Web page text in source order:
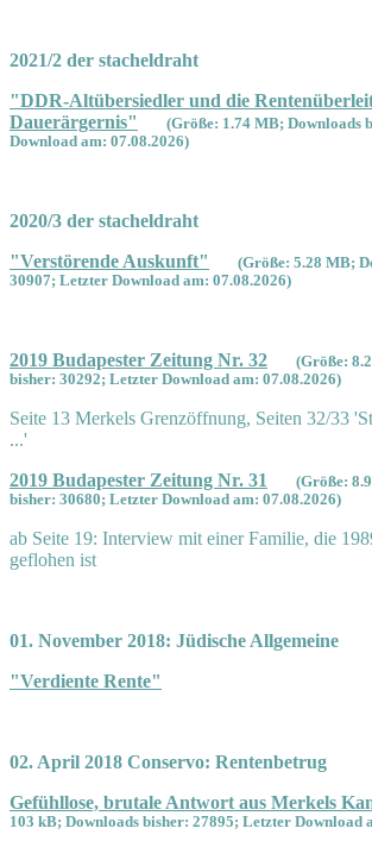
2021/2 der stacheldraht
"DDR-Altübersiedler und die
Dauerärgernis"
(Größe: 1.74 MB; Downloads
Download am: 07.08.2026)
2020/3 der stacheldraht
"Verstörende Auskunft"
(Größe: 5.28 MB;
30907; Letzter Download am: 07.08.2026)
2019 Budapester Zeitung Nr. 32
(Größe:
bisher: 30292; Letzter Download am: 07.08.2026)
Seite 13 Merkels Grenzöffnung, Seiten 32/33
...'
2019 Budapester Zeitung Nr. 31
(Größe:
bisher: 30680; Letzter Download am: 07.08.2026)
ab Seite 19: Interview mit einer Familie, die
geflohen ist
01. November 2018: Jüdische Allgemeine
"Verdiente Rente"
02. April 2018 Conservo: Rentenbetrug
Gefühllose, brutale Antwort aus Merkels
103 kB; Downloads bisher: 27895; Letzter Download